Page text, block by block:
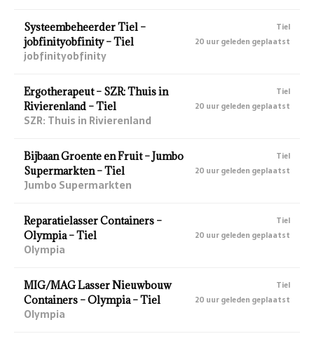
Systeembeheerder Tiel –
jobfinityobfinity – Tiel
jobfinityobfinity
Tiel
20 uur geleden geplaatst
Ergotherapeut – SZR: Thuis in
Rivierenland – Tiel
SZR: Thuis in Rivierenland
Tiel
20 uur geleden geplaatst
Bijbaan Groente en Fruit – Jumbo
Supermarkten – Tiel
Jumbo Supermarkten
Tiel
20 uur geleden geplaatst
Reparatielasser Containers –
Olympia – Tiel
Olympia
Tiel
20 uur geleden geplaatst
MIG/MAG Lasser Nieuwbouw
Containers – Olympia – Tiel
Olympia
Tiel
20 uur geleden geplaatst